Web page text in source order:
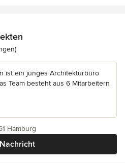
4.9 von 5 Sternen
ist ein junges Architekturbüro
Team besteht aus 6 Mitarbeitern
Nachricht
Hamburg